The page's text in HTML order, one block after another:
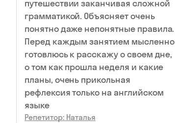
путешествии заканчивая сложной
грамматикой. Объясняет очень
понятно даже непонятные правила.
Перед каждым занятием мысленно
готовлюсь к расскажу о своем дне,
о том как прошла неделя и какие
планы, очень прикольная
рефлексия только на английском
языке
Репетитор: Наталья